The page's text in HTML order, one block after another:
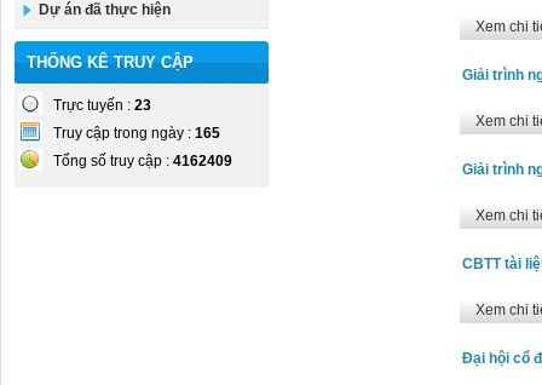
Dự án đã thực hiện
THỐNG KÊ TRUY CẬP
Trực tuyến : 23
Truy cập trong ngày : 165
Tổng số truy cập : 4162409
Xem chi
Giải trình
Xem chi
Giải trình
Xem chi
CBTT tài
Xem chi
Đại hội cổ